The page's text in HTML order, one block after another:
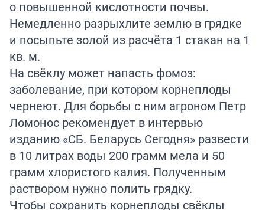
о повышенной кислотности почвы.
Немедленно разрыхлите землю в грядке
и посыпьте золой из расчёта 1 стакан на 1
кв. м.
На свёклу может напасть фомоз:
заболевание, при котором корнеплоды
чернеют. Для борьбы с ним агроном Петр
Ломонос рекомендует в интервью
изданию «СБ. Беларусь Сегодня» развести
в 10 литрах воды 200 грамм мела и 50
грамм хлористого калия. Полученным
раствором нужно полить грядку.
Чтобы сохранить корнеплоды свёклы